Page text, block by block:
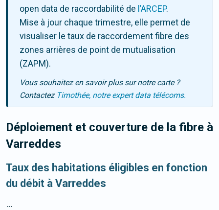
open data de raccordabilité de l’ARCEP.
Mise à jour chaque trimestre, elle permet de
visualiser le taux de raccordement fibre des
zones arrières de point de mutualisation
(ZAPM).
Vous souhaitez en savoir plus sur notre carte ?
Contactez Timothée, notre expert data télécoms.
Déploiement et couverture de la fibre à
Varreddes
Taux des habitations éligibles en fonction
du débit à Varreddes
...